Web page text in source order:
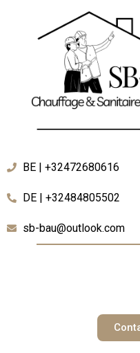
BE | +32472680616
DE | +32484805502
sb-bau@outlook.com